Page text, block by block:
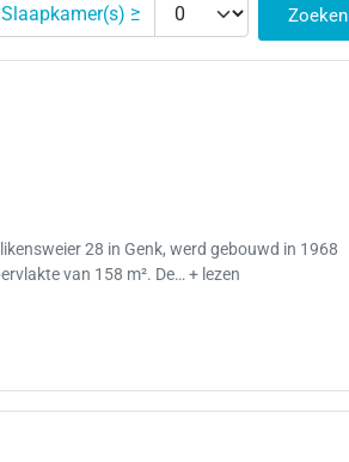
Slaapkamer(s) ≥ Zoeken
28 in Genk, werd gebouwd in 1968
van 158 m². De… + lezen